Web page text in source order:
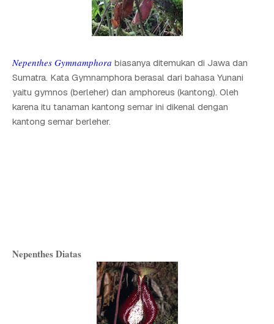
Nepenthes Gymnamphora biasanya ditemukan di Jawa dan
Sumatra. Kata Gymnamphora berasal dari bahasa Yunani
yaitu gymnos (berleher) dan amphoreus (kantong). Oleh
karena itu tanaman kantong semar ini dikenal dengan
kantong semar berleher.
Nepenthes Diatas